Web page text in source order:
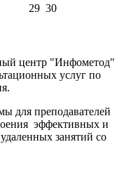
29 30
центр "Инфометод"
услуг по
для преподавателей
эффективных и
занятий со